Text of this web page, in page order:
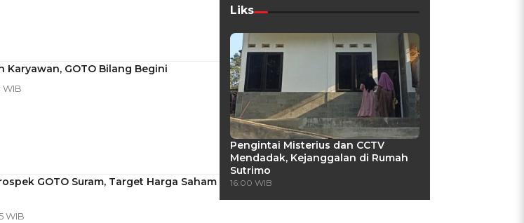
Karyawan, GOTO Bilang Begini
WIB
GOTO Suram, Target Harga Saham
WIB
Liks
Pengintai Misterius dan CCTV
Mendadak, Kejanggalan di Rumah
Sutrimo
16:00 WIB